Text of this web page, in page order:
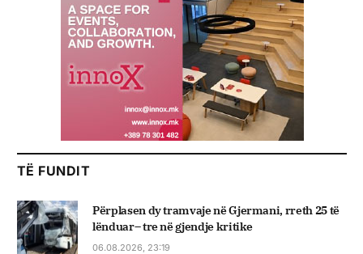
TË FUNDIT
Përplasen dy tramvaje në Gjermani, rreth 25 të
lënduar– tre në gjendje kritike
06.08.2026, 23:19